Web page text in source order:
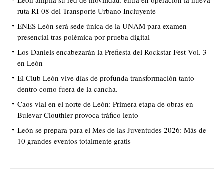
ruta RI-08 del Transporte Urbano Incluyente
ENES León será sede única de la UNAM para examen
presencial tras polémica por prueba digital
Los Daniels encabezarán la Prefiesta del Rockstar Fest Vol. 3
en León
El Club León vive días de profunda transformación tanto
dentro como fuera de la cancha.
Caos vial en el norte de León: Primera etapa de obras en
Bulevar Clouthier provoca tráfico lento
León se prepara para el Mes de las Juventudes 2026: Más de
10 grandes eventos totalmente gratis